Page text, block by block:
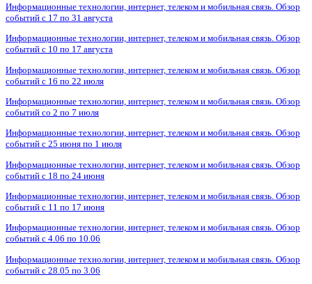
Информационные технологии, интернет, телеком и мобильная связь. Обзор
событий с 17 по 31 августа
Информационные технологии, интернет, телеком и мобильная связь. Обзор
событий с 10 по 17 августа
Информационные технологии, интернет, телеком и мобильная связь. Обзор
событий с 16 по 22 июля
Информационные технологии, интернет, телеком и мобильная связь. Обзор
событий со 2 по 7 июля
Информационные технологии, интернет, телеком и мобильная связь. Обзор
событий с 25 июня по 1 июля
Информационные технологии, интернет, телеком и мобильная связь. Обзор
событий с 18 по 24 июня
Информационные технологии, интернет, телеком и мобильная связь. Обзор
событий с 11 по 17 июня
Информационные технологии, интернет, телеком и мобильная связь. Обзор
событий с 4.06 по 10.06
Информационные технологии, интернет, телеком и мобильная связь. Обзор
событий с 28.05 по 3.06